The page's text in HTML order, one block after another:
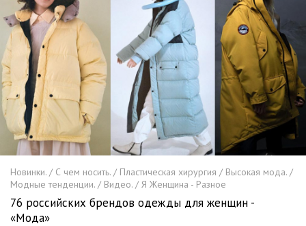
Новинки. / С чем носить. / Пластическая хирургия / Высокая мода. /
Модные тенденции. / Видео. / Я Женщина - Разное
76 российских брендов одежды для женщин -
«Мода»